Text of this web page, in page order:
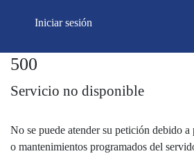
Iniciar sesión
Generador de CSV para DSpace
500
Servicio no disponible
No se puede atender su petición debido a
o mantenimientos programados del